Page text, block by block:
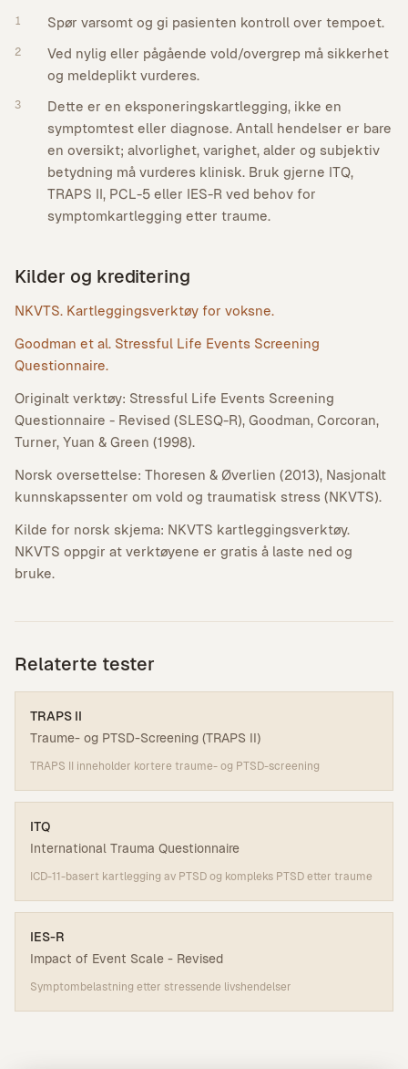
1 Spør varsomt og gi pasienten kontroll over tempoet.
2
Ved nylig eller pågående vold/overgrep må sikkerhet
og meldeplikt vurderes.
3
Dette er en eksponeringskartlegging, ikke en
symptomtest eller diagnose. Antall hendelser er bare
en oversikt; alvorlighet, varighet, alder og subjektiv
betydning må vurderes klinisk. Bruk gjerne ITQ,
TRAPS II, PCL-5 eller IES-R ved behov for
symptomkartlegging etter traume.
Kilder og kreditering
NKVTS. Kartleggingsverktøy for voksne.
Goodman et al. Stressful Life Events Screening
Questionnaire.
Originalt verktøy: Stressful Life Events Screening
Questionnaire - Revised (SLESQ-R), Goodman, Corcoran,
Turner, Yuan & Green (1998).
Norsk oversettelse: Thoresen & Øverlien (2013), Nasjonalt
kunnskapssenter om vold og traumatisk stress (NKVTS).
Kilde for norsk skjema: NKVTS kartleggingsverktøy.
NKVTS oppgir at verktøyene er gratis å laste ned og
bruke.
Relaterte tester
TRAPS II
Traume- og PTSD-Screening (TRAPS II)
TRAPS II inneholder kortere traume- og PTSD-screening
ITQ
International Trauma Questionnaire
ICD-11-basert kartlegging av PTSD og kompleks PTSD etter traume
IES-R
Impact of Event Scale - Revised
Symptombelastning etter stressende livshendelser